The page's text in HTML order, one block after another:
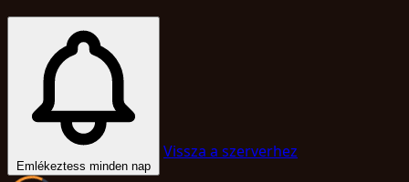
Emlékeztess minden nap
Vissza a szerverhez